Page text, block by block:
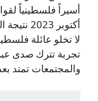
أسيراً فلسطينياً
أكتوبر
لا تخلو عائلة
تجربة تترك صدى
والمجتمعات تمتد